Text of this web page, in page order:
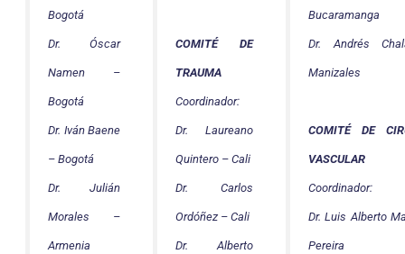
Bogotá
Dr. Óscar
Namen –
Bogotá
Dr. Iván Baene
– Bogotá
Dr. Julián
Morales –
Armenia
COMITÉ DE
TRAUMA
Coordinador:
Dr. Laureano
Quintero – Cali
Dr. Carlos
Ordóñez – Cali
Dr. Alberto
Bucaramanga
Dr. Andrés
Manizales
COMITÉ DE
VASCULAR
Coordinador:
Dr. Luis Alberto
Pereira